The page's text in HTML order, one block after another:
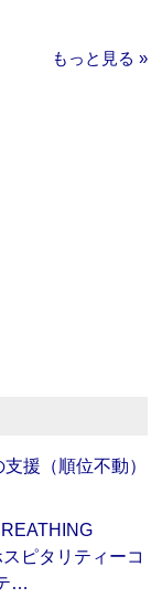
もっと見る »
援（順位不動）
ピタリティーコ
…